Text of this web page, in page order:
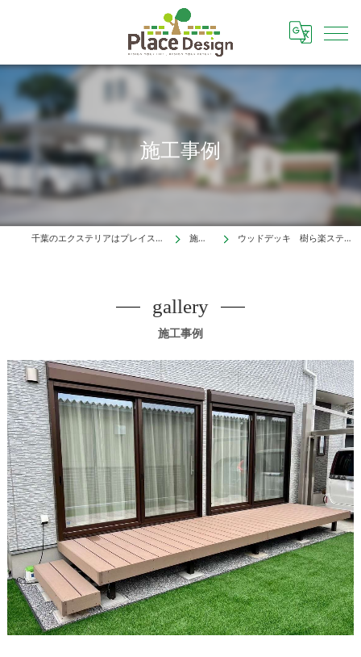
施工事例
千葉のエクステリアはプレイスデザイン株式会社 施工事例 ウッドデッキ 樹ら楽ステージ（船橋市）
施工事例
gallery